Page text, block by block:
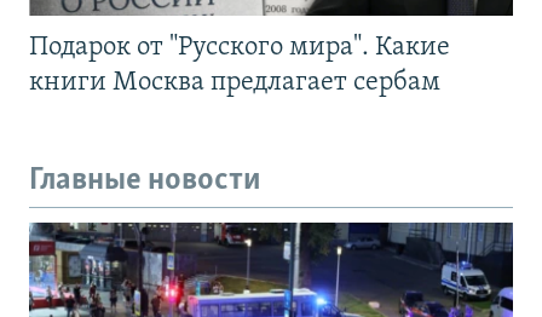
Подарок от "Русского мира". Какие
книги Москва предлагает сербам
Главные новости